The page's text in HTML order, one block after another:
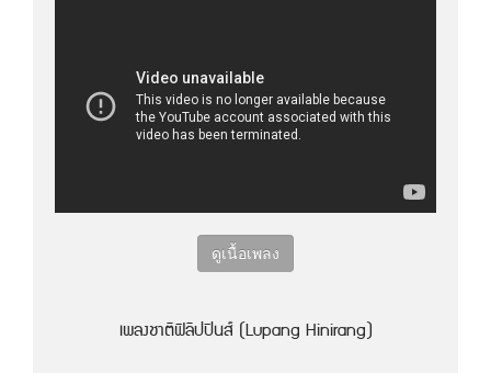
ดูเนื้อเพลง
เพลงชาติฟิลิปปินส์ (Lupang Hinirang)